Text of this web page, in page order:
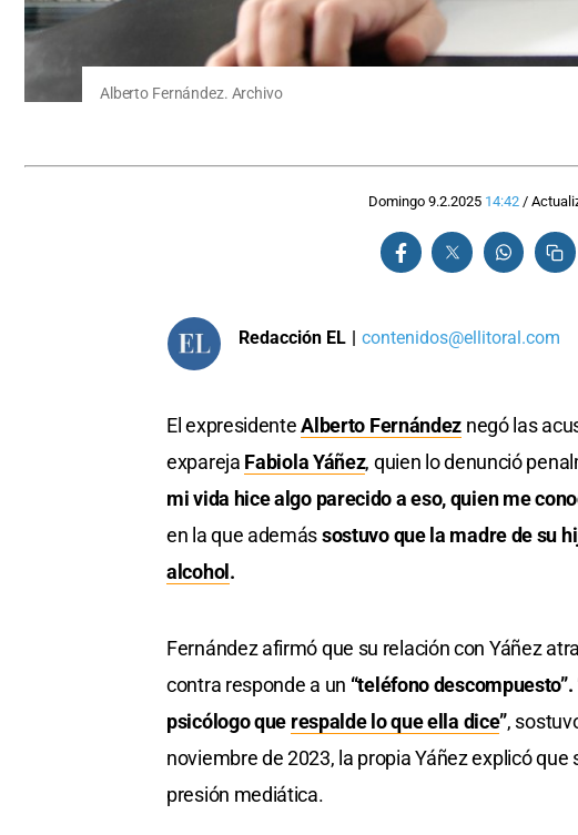
Alberto Fernández. Archivo
Domingo 9.2.2025 14:42/
Redacción EL | contenidos@ellitoral.com
El expresidenteAlberto Fernández negó las
expareja Fabiola Yáñez, quien lo denunció
mi vida hice algo parecido a eso, quien me
en la que ademássostuvo que la madre de su
alcohol .
Fernández afirmó que su relación con Yáñez
contra responde a un “teléfono descompuesto”.
psicólogo que respalde lo que ella dice”,
noviembre de 2023, la propia Yáñez explicó
presión mediática.